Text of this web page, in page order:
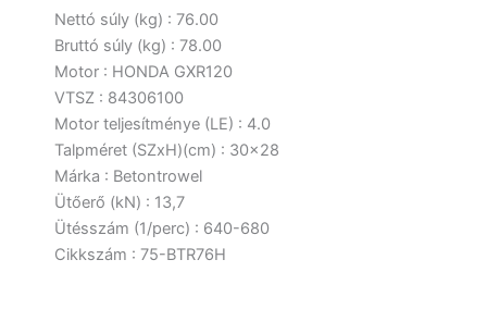
Nettó súly (kg) : 76.00
Bruttó súly (kg) : 78.00
Motor : HONDA GXR120
VTSZ : 84306100
Motor teljesítménye (LE) : 4.0
Talpméret (SZxH)(cm) : 30×28
Márka : Betontrowel
Ütőerő (kN) : 13,7
Ütésszám (1/perc) : 640-680
Cikkszám : 75-BTR76H